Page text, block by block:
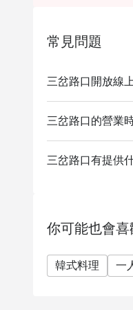
提供座位安排
客人必須於入
加一服務費以
常見問題
三岔路口開放線
三岔路口的營業
三岔路口有提供
你可能也會喜
韓式料理 一